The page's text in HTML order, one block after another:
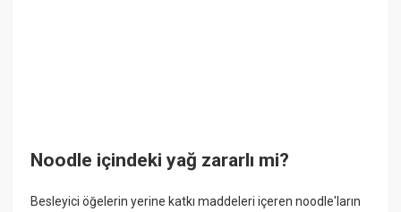
Noodle içindeki yağ zararlı mi?
Besleyici öğelerin yerine katkı maddeleri içeren noodle'ların